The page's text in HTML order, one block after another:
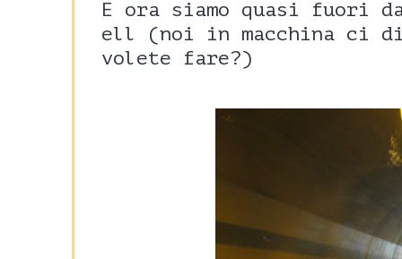
E ora siamo quasi
ell (noi in macchina ci
volete fare?)